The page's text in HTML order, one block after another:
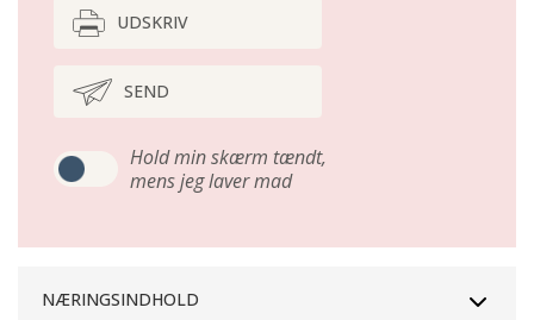
UDSKRIV
SEND
Hold min skærm tændt,
mens jeg laver mad
NÆRINGSINDHOLD